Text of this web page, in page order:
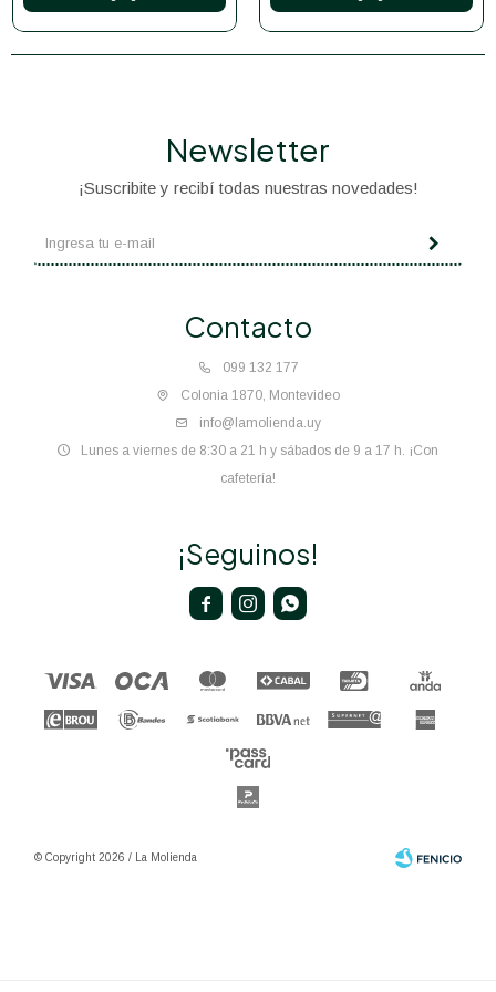
Contacto
099 132 177
Colonia 1870, Montevideo
info@lamolienda.uy
Lunes a viernes de 8:30 a 21 h y sábados de 9 a 17 h. ¡Con
cafetería!
Newsletter
¡Suscribite y recibí todas nuestras novedades!
¡Seguinos!
  
© Copyright 2026 / La Molienda